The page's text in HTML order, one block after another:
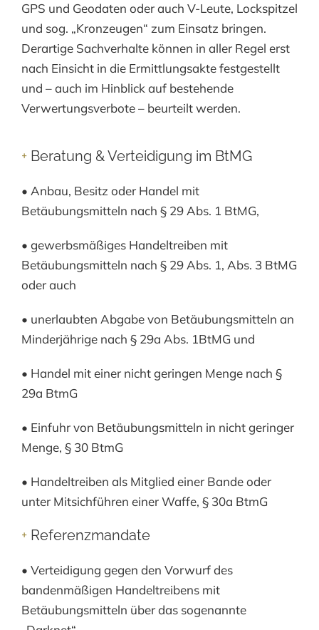
GPS und Geodaten oder auch V-Leute, Lockspitzel
und sog. „Kronzeugen“ zum Einsatz bringen.
Derartige Sachverhalte können in aller Regel erst
nach Einsicht in die Ermittlungsakte festgestellt
und – auch im Hinblick auf bestehende
Verwertungsverbote – beurteilt werden.
+ Beratung & Verteidigung im BtMG
• Anbau, Besitz oder Handel mit
Betäubungsmitteln nach § 29 Abs. 1 BtMG,
• gewerbsmäßiges Handeltreiben mit
Betäubungsmitteln nach § 29 Abs. 1, Abs. 3 BtMG
oder auch
• unerlaubten Abgabe von Betäubungsmitteln an
Minderjährige nach § 29a Abs. 1BtMG und
• Handel mit einer nicht geringen Menge nach §
29a BtmG
• Einfuhr von Betäubungsmitteln in nicht geringer
Menge, § 30 BtmG
• Handeltreiben als Mitglied einer Bande oder
unter Mitsichführen einer Waffe, § 30a BtmG
+ Referenzmandate
• Verteidigung gegen den Vorwurf des
bandenmäßigen Handeltreibens mit
Betäubungsmitteln über das sogenannte